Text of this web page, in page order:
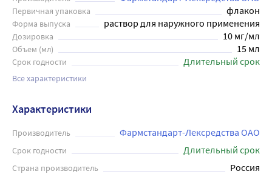
Первичная упаковка флакон
Форма выпуска раствор для наружного применения
Дозировка 10 мг/мл
Объем (мл) 15 мл
Срок годности Длительный срок
Все характеристики
Характеристики
Производитель Фармстандарт-Лексредства ОАО
Срок годности Длительный срок
Страна производитель Россия